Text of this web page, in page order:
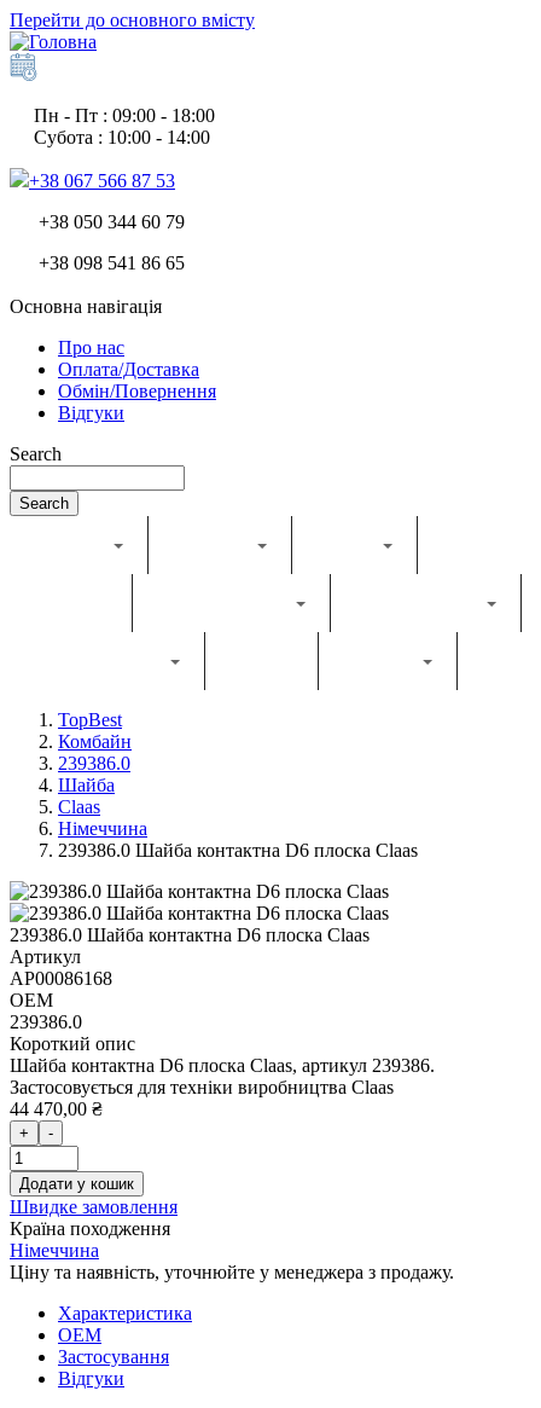
Перейти до основного вмісту
Пн - Пт : 09:00 - 18:00
Субота : 10:00 - 14:00
+38 067 566 87 53
+38 050 344 60 79
+38 098 541 86 65
Основна навігація
Про нас
Оплата/Доставка
Обмін/Повернення
Відгуки
Search
Search
TopBest
Комбайн
239386.0
Шайба
Claas
Німеччина
239386.0 Шайба контактна D6 плоска Claas
239386.0 Шайба контактна D6 плоска Claas
Артикул
AP00086168
OEM
239386.0
Короткий опис
Шайба контактна D6 плоска Claas, артикул 239386.
Застосовується для техніки виробництва Claas
44 470,00 ₴
+ -
Додати у кошик
Швидке замовлення
Країна походження
Німеччина
Ціну та наявність, уточнюйте у менеджера з продажу.
Характеристика
OEM
Застосування
Відгуки